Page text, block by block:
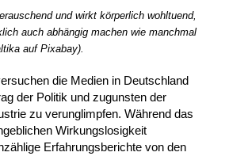
und wirkt körperlich wohltuend,
auch abhängig machen wie manchmal
auf Pixabay).
die Medien in Deutschland
der Politik und zugunsten der
zu verunglimpfen. Während das
Wirkungslosigkeit
Erfahrungsberichte von den